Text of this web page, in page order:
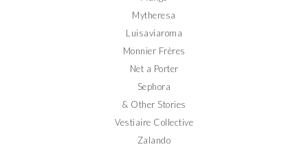
Mytheresa
Luisaviaroma
Monnier Frères
Net a Porter
Sephora
& Other Stories
Vestiaire Collective
Zalando